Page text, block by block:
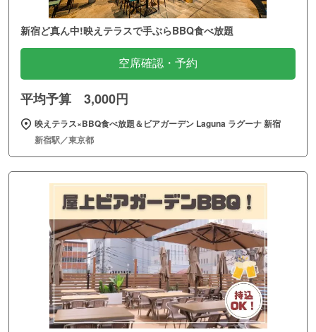
新宿ど真ん中!映えテラスで手ぶらBBQ食べ放題
空席確認・予約
平均予算 3,000円
映えテラス×BBQ食べ放題＆ビアガーデン Laguna ラグーナ 新宿
新宿駅／東京都